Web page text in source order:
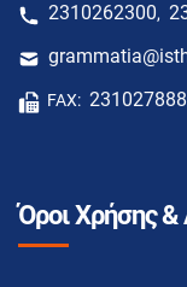
2310262300,
FAX:
Όροι Χρήσης